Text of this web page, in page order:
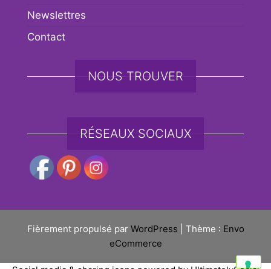
Newslettres
Contact
NOUS TROUVER
RÉSEAUX SOCIAUX
Fièrement propulsé par WordPress Thème : Envo
eCommerce